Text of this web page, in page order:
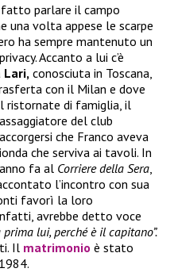
parlare il campo
una volta appese le scarpe
ha sempre mantenuto un
Accanto a lui c’è
Lari, conosciuta in Toscana,
con il Milan e dove
ristornate di famiglia, il
del club
che Franco aveva
che serviva ai tavoli. In
fa al Corriere della Sera
l’incontro con sua
favorì la loro
avrebbe detto voce
prima lui, perché è il capitano”.
Il matrimonio è stato